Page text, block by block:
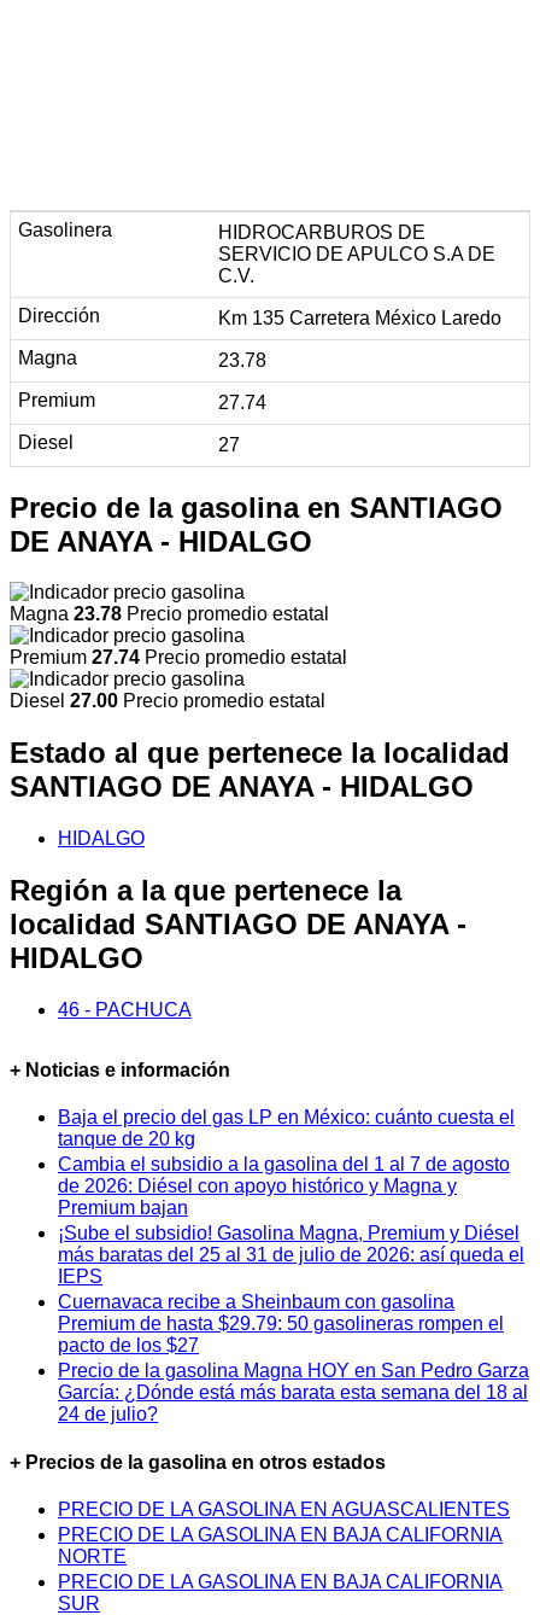
HIDROCARBUROS DE
SERVICIO DE APULCO S.A DE
C.V.
Km 135 Carretera México Laredo
23.78
27.74
27
Precio de la gasolina en SANTIAGO
DE ANAYA - HIDALGO
Magna 23.78 Precio promedio estatal
Premium 27.74 Precio promedio estatal
Diesel 27.00 Precio promedio estatal
Estado al que pertenece la localidad
SANTIAGO DE ANAYA - HIDALGO
HIDALGO
Región a la que pertenece la
localidad SANTIAGO DE ANAYA -
HIDALGO
46 - PACHUCA
+ Noticias e información
Baja el precio del gas LP en México: cuánto cuesta el
tanque de 20 kg
Cambia el subsidio a la gasolina del 1 al 7 de agosto
de 2026: Diésel con apoyo histórico y Magna y
Premium bajan
¡Sube el subsidio! Gasolina Magna, Premium y Diésel
más baratas del 25 al 31 de julio de 2026: así queda el
IEPS
Cuernavaca recibe a Sheinbaum con gasolina
Premium de hasta $29.79: 50 gasolineras rompen el
pacto de los $27
Precio de la gasolina Magna HOY en San Pedro Garza
García: ¿Dónde está más barata esta semana del 18 al
24 de julio?
+ Precios de la gasolina en otros estados
PRECIO DE LA GASOLINA EN AGUASCALIENTES
PRECIO DE LA GASOLINA EN BAJA CALIFORNIA
NORTE
PRECIO DE LA GASOLINA EN BAJA CALIFORNIA
SUR